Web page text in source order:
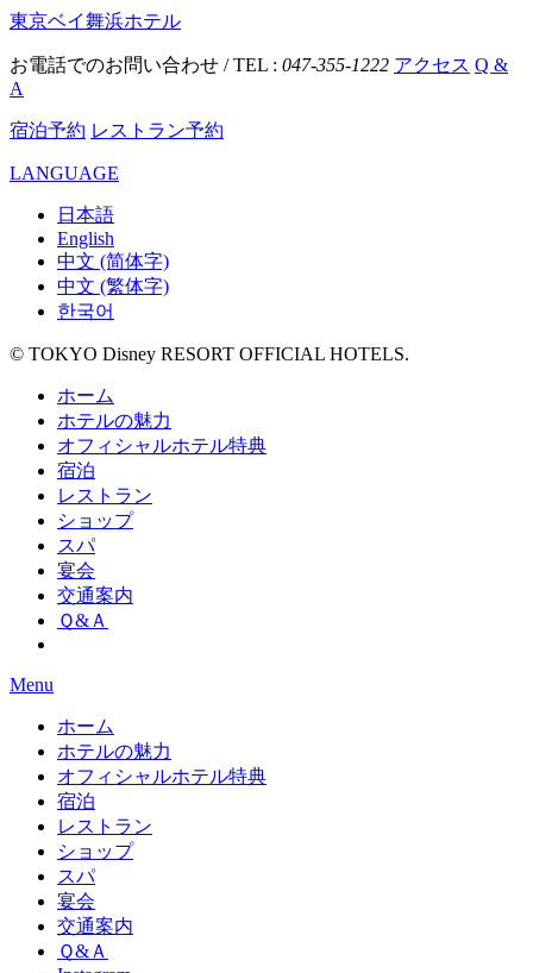
東京ベイ舞浜ホテル
お電話でのお問い合わせ / TEL : 047-355-1222 アクセス Q &
A
宿泊予約 レストラン予約
LANGUAGE
日本語
English
中文 (简体字)
中文 (繁体字)
한국어
© TOKYO Disney RESORT OFFICIAL HOTELS.
ホーム
ホテルの魅力
オフィシャルホテル特典
宿泊
レストラン
ショップ
スパ
宴会
交通案内
Ｑ&Ａ
Menu
ホーム
ホテルの魅力
オフィシャルホテル特典
宿泊
レストラン
ショップ
スパ
宴会
交通案内
Ｑ&Ａ